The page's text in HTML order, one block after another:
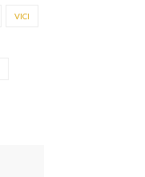
VICI